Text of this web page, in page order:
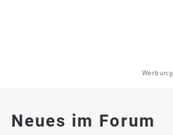
Werbung
Neues im Forum